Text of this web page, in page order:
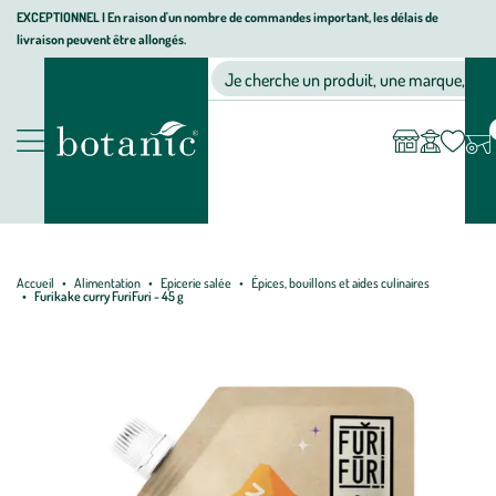
Aller
Aller
au
Aller
au
page
EXCEPTIONNEL I En raison d'un nombre de commandes important, les délais de
livraison peuvent être allongés.
Nos produits
Jardinerie écologique, animalerie, décoration, alimentation bio
Je cherche un produit, une marque, un
compte
Accueil Alimentation Epicerie salée
Épices, bouillons et aides culinaires
Furikake curry FuriFuri - 45 g